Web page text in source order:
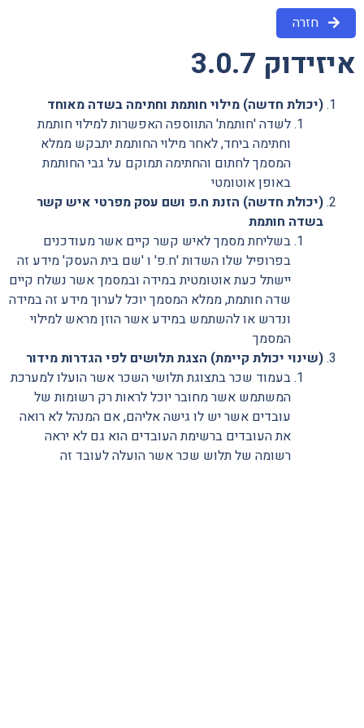
חזרה
איזידוק 3.0.7
(יכולת חדשה) מילוי חותמת וחתימה בשדה מאוחד
לשדה 'חותמת' התווספה האפשרות למילוי חותמת
וחתימה ביחד, לאחר מילוי החותמת יתבקש ממלא
המסמך לחתום והחתימה תמוקם על גבי החותמת
באופן אוטומטי
(יכולת חדשה) הזנת ח.פ ושם עסק מפרטי איש קשר
בשדה חותמת
בשליחת מסמך לאיש קשר קיים אשר מעודכנים
בפרופיל שלו השדות 'ח.פ' ו 'שם בית העסק' מידע זה
יישתל כעת אוטומטית במידה ובמסמך אשר נשלח קיים
שדה חותמת, ממלא המסמך יוכל לערוך מידע זה במידה
ונדרש או להשתמש במידע אשר הוזן מראש למילוי
המסמך
(שינוי יכולת קיימת) הצגת תלושים לפי הגדרות מידור
בעמוד שכר בתצוגת תלושי השכר אשר הועלו למערכת
המשתמש אשר מחובר יוכל לראות רק רשומות של
עובדים אשר יש לו גישה אליהם, אם המנהל לא רואה
את העובדים ברשימת העובדים הוא גם לא יראה
רשומה של תלוש שכר אשר הועלה לעובד זה